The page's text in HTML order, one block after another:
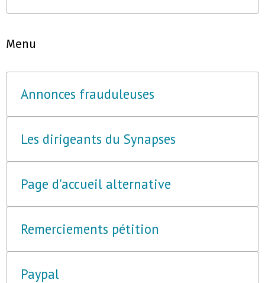
Menu
Annonces frauduleuses
Les dirigeants du Synapses
Page d'accueil alternative
Remerciements pétition
Paypal